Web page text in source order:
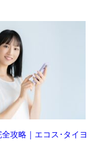
攻略｜エコス･タイヨ